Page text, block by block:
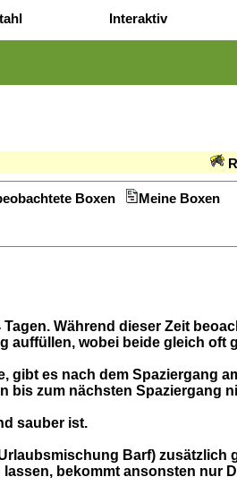
Interaktiv
Boxen Meine Boxen
Während dieser Zeit
auffüllen, wobei beide gleich oft
es nach dem Spaziergang
bis zum nächsten Spaziergang
sauber ist.
Barf) zusätzlich
bekommt ansonsten nur